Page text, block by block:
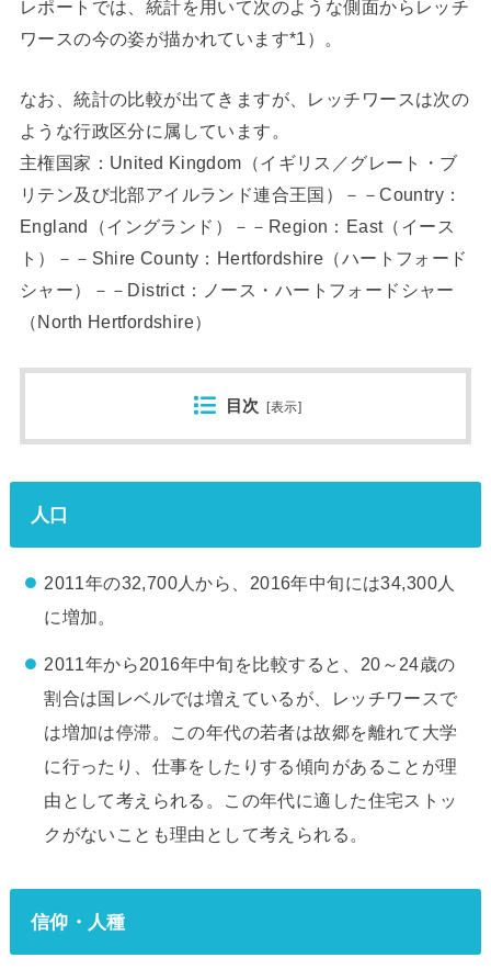
レポートでは、統計を用いて次のような側面からレッチ
ワースの今の姿が描かれています*1）。
なお、統計の比較が出てきますが、レッチワースは次の
ような行政区分に属しています。
主権国家：United Kingdom（イギリス／グレート・ブ
リテン及び北部アイルランド連合王国）－－Country：
England（イングランド）－－Region：East（イース
ト）－－Shire County：Hertfordshire（ハートフォード
シャー）－－District：ノース・ハートフォードシャー
（North Hertfordshire）
目次 [表示]
人口
2011年の32,700人から、2016年中旬には34,300人
に増加。
2011年から2016年中旬を比較すると、20～24歳の
割合は国レベルでは増えているが、レッチワースで
は増加は停滞。この年代の若者は故郷を離れて大学
に行ったり、仕事をしたりする傾向があることが理
由として考えられる。この年代に適した住宅ストッ
クがないことも理由として考えられる。
信仰・人種